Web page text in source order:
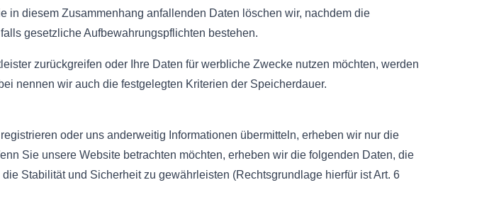
in diesem Zusammenhang anfallenden Daten löschen wir, nachdem die
gesetzliche Aufbewahrungspflichten bestehen.
zurückgreifen oder Ihre Daten für werbliche Zwecke nutzen möchten, werden
nennen wir auch die festgelegten Kriterien der Speicherdauer.
oder uns anderweitig Informationen übermitteln, erheben wir nur die
Sie unsere Website betrachten möchten, erheben wir die folgenden Daten, die
Stabilität und Sicherheit zu gewährleisten (Rechtsgrundlage hierfür ist Art. 6